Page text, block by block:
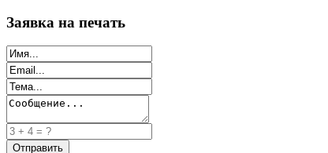
Заявка на печать